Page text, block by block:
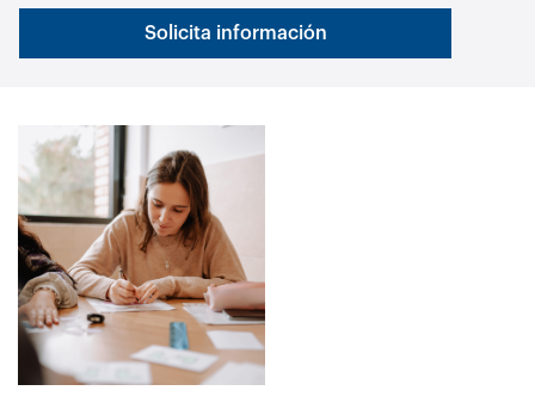
Solicita información